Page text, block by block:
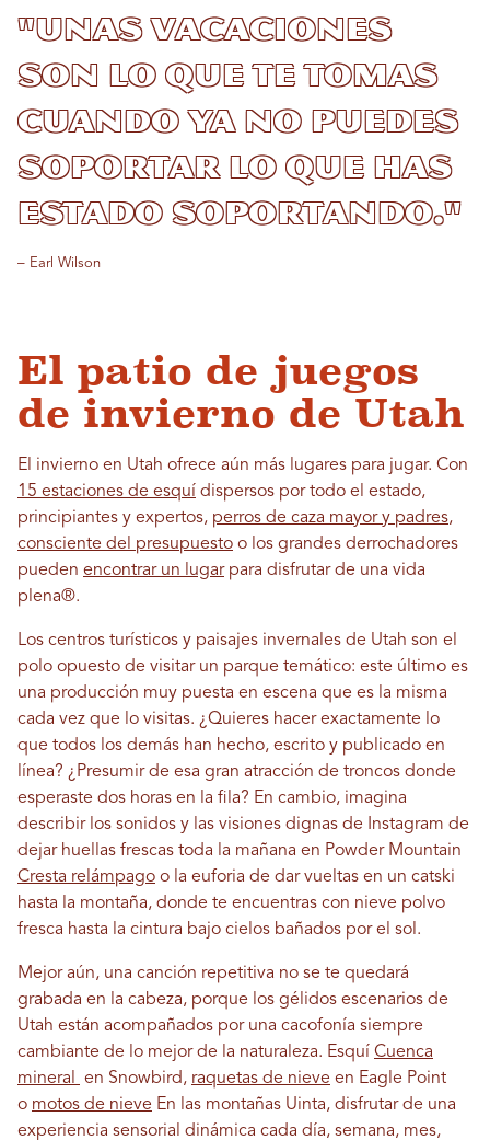
"Unas vacaciones
son lo que te tomas
cuando ya no puedes
soportar lo que has
estado soportando."
– Earl Wilson
El patio de juegos
de invierno de Utah
El invierno en Utah ofrece aún más lugares para jugar. Con
15 estaciones de esquí dispersos por todo el estado,
principiantes y expertos, perros de caza mayor y padres,
consciente del presupuesto o los grandes derrochadores
pueden encontrar un lugarpara disfrutar de una vida
plena®.
Los centros turísticos y paisajes invernales de Utah son el
polo opuesto de visitar un parque temático: este último es
una producción muy puesta en escena que es la misma
cada vez que lo visitas. ¿Quieres hacer exactamente lo
que todos los demás han hecho, escrito y publicado en
línea? ¿Presumir de esa gran atracción de troncos donde
esperaste dos horas en la fila? En cambio, imagina
describir los sonidos y las visiones dignas de Instagram de
dejar huellas frescas toda la mañana en Powder Mountain
Cresta relámpago o la euforia de dar vueltas en un catski
hasta la montaña, donde te encuentras con nieve polvo
fresca hasta la cintura bajo cielos bañados por el sol.
Mejor aún, una canción repetitiva no se te quedará
grabada en la cabeza, porque los gélidos escenarios de
Utah están acompañados por una cacofonía siempre
cambiante de lo mejor de la naturaleza. Esquí Cuenca
mineral en Snowbird, raquetas de nieve en Eagle Point
o motos de nieve En las montañas Uinta, disfrutar de una
experiencia sensorial dinámica cada día, semana, mes,